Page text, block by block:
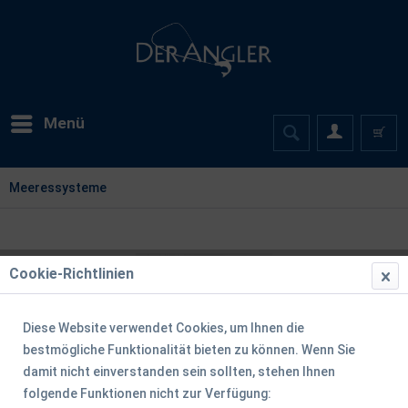
Menü
Meeressysteme
Cookie-Richtlinien
Diese Website verwendet Cookies, um Ihnen die
bestmögliche Funktionalität bieten zu können. Wenn Sie
damit nicht einverstanden sein sollten, stehen Ihnen
folgende Funktionen nicht zur Verfügung: